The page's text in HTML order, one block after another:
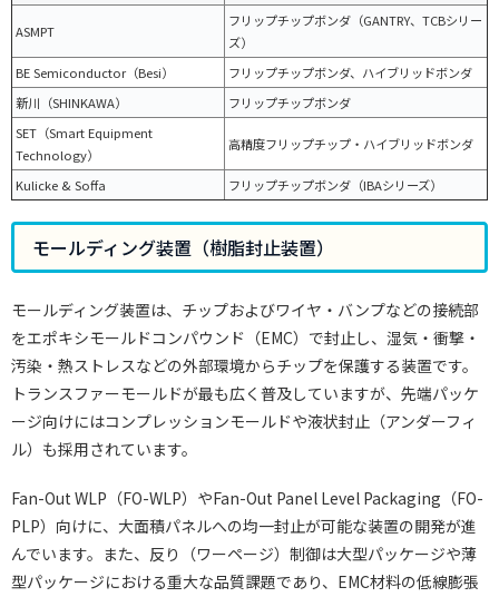
ASMPT
フリップチップボンダ（GANTRY、TCBシリー
ズ）
BE Semiconductor（Besi）
フリップチップボンダ、ハイブリッドボンダ
新川（SHINKAWA）
フリップチップボンダ
SET（Smart Equipment
Technology）
高精度フリップチップ・ハイブリッドボンダ
Kulicke & Soffa フリップチップボンダ（IBAシリーズ）
モールディング装置（樹脂封止装置）
モールディング装置は、チップおよびワイヤ・バンプなどの接続部
をエポキシモールドコンパウンド（EMC）で封止し、湿気・衝撃・
汚染・熱ストレスなどの外部環境からチップを保護する装置です。
トランスファーモールドが最も広く普及していますが、先端パッケ
ージ向けにはコンプレッションモールドや液状封止（アンダーフィ
ル）も採用されています。
Fan-Out WLP（FO-WLP）やFan-Out Panel Level Packaging（FO-
PLP）向けに、大面積パネルへの均一封止が可能な装置の開発が進
んでいます。また、反り（ワーページ）制御は大型パッケージや薄
型パッケージにおける重大な品質課題であり、EMC材料の低線膨張